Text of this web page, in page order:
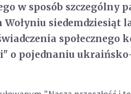
w sposób szczególny
Wołyniu
społecznego
o pojednaniu